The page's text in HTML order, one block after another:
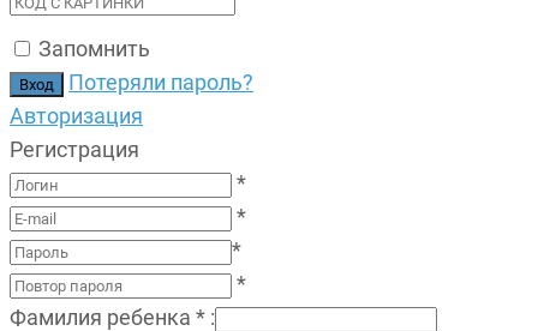
Запомнить
Потеряли пароль?
Авторизация
Регистрация
*
*
*
*
Фамилия ребенка * :